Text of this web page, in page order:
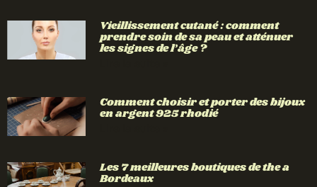
Vieillissement cutané : comment
prendre soin de sa peau et atténuer
les signes de l’âge ?
Comment choisir et porter des bijoux
en argent 925 rhodié
Les 7 meilleures boutiques de the a
Bordeaux